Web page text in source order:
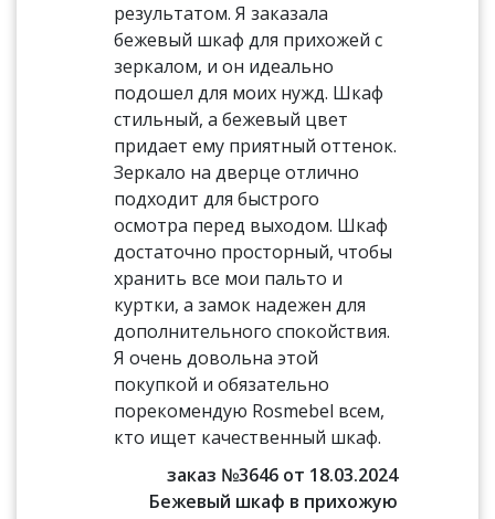
результатом. Я заказала
бежевый шкаф для прихожей с
зеркалом, и он идеально
подошел для моих нужд. Шкаф
стильный, а бежевый цвет
придает ему приятный оттенок.
Зеркало на дверце отлично
подходит для быстрого
осмотра перед выходом. Шкаф
достаточно просторный, чтобы
хранить все мои пальто и
куртки, а замок надежен для
дополнительного спокойствия.
Я очень довольна этой
покупкой и обязательно
порекомендую Rosmebel всем,
кто ищет качественный шкаф.
заказ №3646 от 18.03.2024
Бежевый шкаф в прихожую